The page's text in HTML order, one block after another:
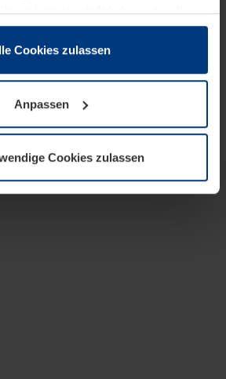
bereitgestellt haben oder die
Nutzung der Dienste gesammelt
dieser Seite unbedingt
anderen Cookie-Typen benötigen
Einwilligung können Sie jederzeit
unserer Website ändern oder
Cookies zulassen
Anpassen
Cookies zulassen